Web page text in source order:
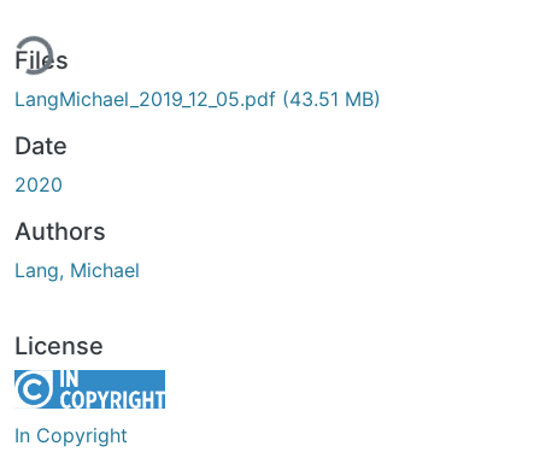
Files
LangMichael_2019_12_05.pdf (43.51 MB)
Date
2020
Authors
Lang, Michael
License
In Copyright